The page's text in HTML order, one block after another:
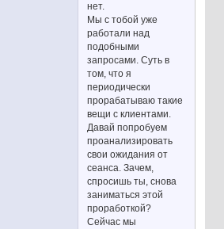
нет.
Мы с тобой уже
работали над
подобными
запросами. Суть в
том, что я
периодически
прорабатываю такие
вещи с клиентами.
Давай попробуем
проанализировать
свои ожидания от
сеанса. Зачем,
спросишь ты, снова
заниматься этой
проработкой?
Сейчас мы